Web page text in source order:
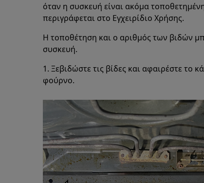
όταν η συσκευή είναι ακόμα
περιγράφεται στο Εγχειρίδιο Χρήσης.
Η τοποθέτηση και ο αριθμός των βιδών
συσκευή.
1. Ξεβιδώστε τις βίδες και αφαιρέστε το
φούρνο.